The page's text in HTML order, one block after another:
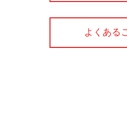
よくある